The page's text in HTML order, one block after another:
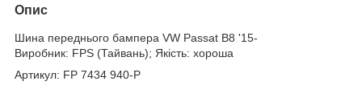
Опис
Шина переднього бампера VW Passat B8 '15-
Виробник: FPS (Тайвань); Якість: хороша
Артикул: FP 7434 940-P